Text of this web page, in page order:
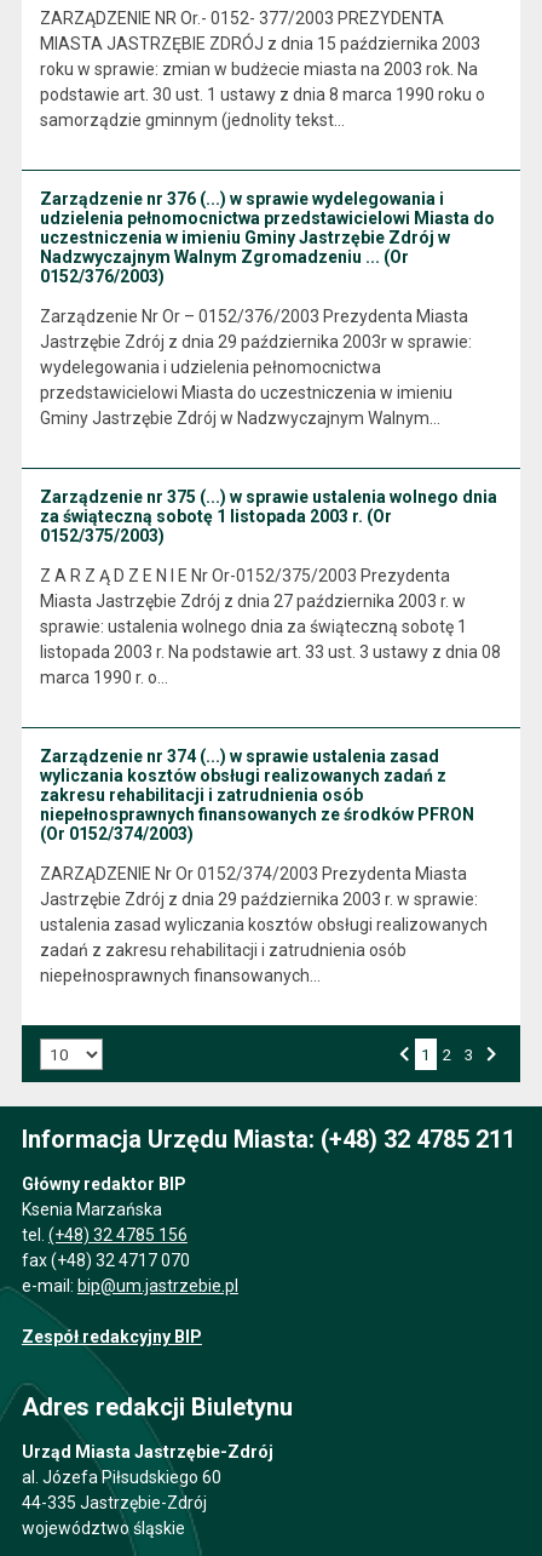
ZARZĄDZENIE NR Or.- 0152- 377/2003 PREZYDENTA
MIASTA JASTRZĘBIE ZDRÓJ z dnia 15 października 2003
roku w sprawie: zmian w budżecie miasta na 2003 rok. Na
podstawie art. 30 ust. 1 ustawy z dnia 8 marca 1990 roku o
samorządzie gminnym (jednolity tekst…
Zarządzenie nr 376 (...) w sprawie wydelegowania i
udzielenia pełnomocnictwa przedstawicielowi Miasta do
uczestniczenia w imieniu Gminy Jastrzębie Zdrój w
Nadzwyczajnym Walnym Zgromadzeniu ... (Or
0152/376/2003)
Zarządzenie Nr Or – 0152/376/2003 Prezydenta Miasta
Jastrzębie Zdrój z dnia 29 października 2003r w sprawie:
wydelegowania i udzielenia pełnomocnictwa
przedstawicielowi Miasta do uczestniczenia w imieniu
Gminy Jastrzębie Zdrój w Nadzwyczajnym Walnym…
Zarządzenie nr 375 (...) w sprawie ustalenia wolnego dnia
za świąteczną sobotę 1 listopada 2003 r. (Or
0152/375/2003)
Z A R Z Ą D Z E N I E Nr Or-0152/375/2003 Prezydenta
Miasta Jastrzębie Zdrój z dnia 27 października 2003 r. w
sprawie: ustalenia wolnego dnia za świąteczną sobotę 1
listopada 2003 r. Na podstawie art. 33 ust. 3 ustawy z dnia 08
marca 1990 r. o…
Zarządzenie nr 374 (...) w sprawie ustalenia zasad
wyliczania kosztów obsługi realizowanych zadań z
zakresu rehabilitacji i zatrudnienia osób
niepełnosprawnych finansowanych ze środków PFRON
(Or 0152/374/2003)
ZARZĄDZENIE Nr Or 0152/374/2003 Prezydenta Miasta
Jastrzębie Zdrój z dnia 29 października 2003 r. w sprawie:
ustalenia zasad wyliczania kosztów obsługi realizowanych
zadań z zakresu rehabilitacji i zatrudnienia osób
niepełnosprawnych finansowanych…
1 2 3
Informacja Urzędu Miasta: (+48) 32 4785 211
Główny redaktor BIP
Ksenia Marzańska
tel. (+48) 32 4785 156
fax (+48) 32 4717 070
e-mail: bip@um.jastrzebie.pl
Zespół redakcyjny BIP
Adres redakcji Biuletynu
Urząd Miasta Jastrzębie-Zdrój
al. Józefa Piłsudskiego 60
44-335 Jastrzębie-Zdrój
województwo śląskie